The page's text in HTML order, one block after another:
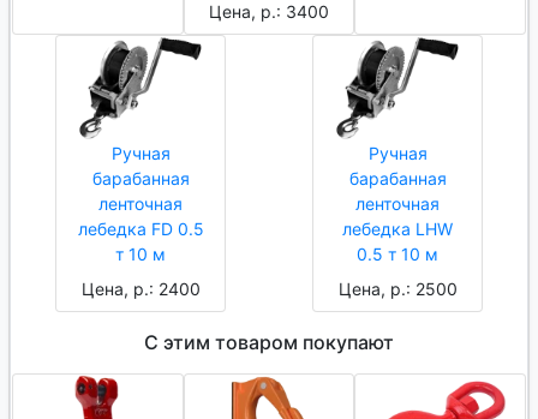
Цена, р.: 3400
Ручная
барабанная
ленточная
лебедка FD 0.5
т 10 м
Цена, р.: 2400
Ручная
барабанная
ленточная
лебедка LHW
0.5 т 10 м
Цена, р.: 2500
С этим товаром покупают